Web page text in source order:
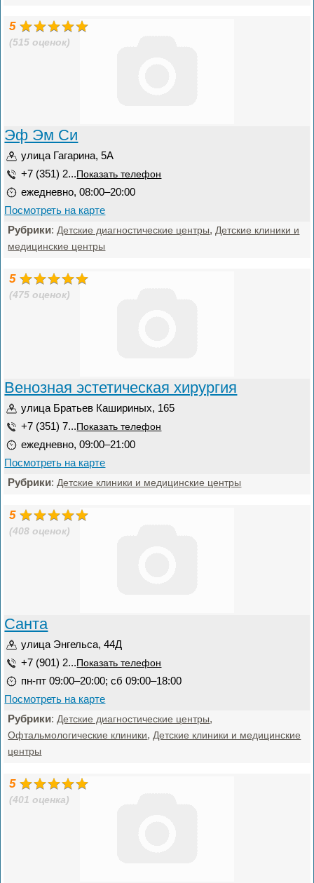
5
(515 оценок)
Эф Эм Си
улица Гагарина, 5А
+7 (351) 2... Показать телефон
ежедневно, 08:00–20:00
Посмотреть на карте
Рубрики: Детские диагностические центры, Детские клиники и
медицинские центры
5
(475 оценок)
Венозная эстетическая хирургия
улица Братьев Кашириных, 165
+7 (351) 7... Показать телефон
ежедневно, 09:00–21:00
Посмотреть на карте
Рубрики: Детские клиники и медицинские центры
5
(408 оценок)
Санта
улица Энгельса, 44Д
+7 (901) 2... Показать телефон
пн-пт 09:00–20:00; сб 09:00–18:00
Посмотреть на карте
Рубрики: Детские диагностические центры,
Офтальмологические клиники, Детские клиники и медицинские
центры
5
(401 оценка)